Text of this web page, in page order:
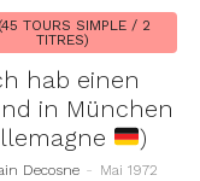
TOURS SIMPLE / 2
TITRES)
hab einen
in München
)
Decosne - Mai 1972